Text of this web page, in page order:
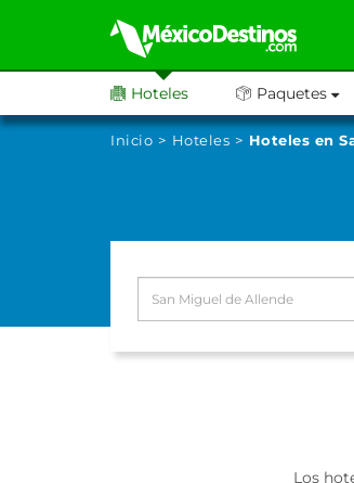
Hoteles Paquetes
Inicio Hoteles Hoteles en
Los